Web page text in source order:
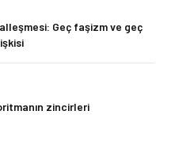
Geç faşizm ve geç
zincirleri